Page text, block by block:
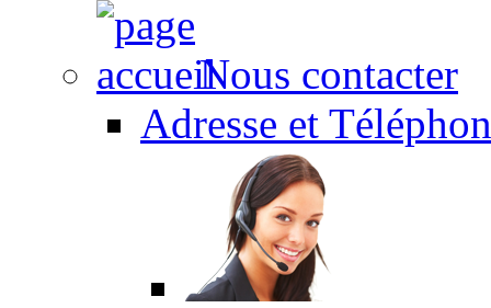
Nous contacter
Adresse et